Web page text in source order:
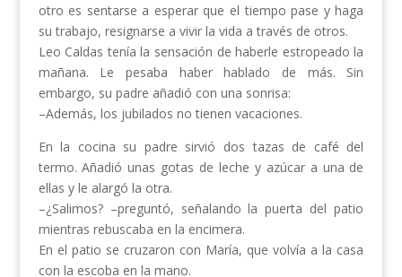
otro es sentarse a esperar que el tiempo pase y haga
su trabajo, resignarse a vivir la vida a través de otros.
Leo Caldas tenía la sensación de haberle estropeado la
mañana. Le pesaba haber hablado de más. Sin
embargo, su padre añadió con una sonrisa:
–Además, los jubilados no tienen vacaciones.
En la cocina su padre sirvió dos tazas de café del
termo. Añadió unas gotas de leche y azúcar a una de
ellas y le alargó la otra.
–¿Salimos? –preguntó, señalando la puerta del patio
mientras rebuscaba en la encimera.
En el patio se cruzaron con María, que volvía a la casa
con la escoba en la mano.